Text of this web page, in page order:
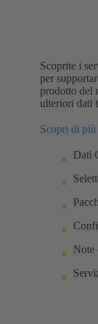
Scoprite i
per
prodotto del
ulteriori dati
Scopri di più
Dati
Note